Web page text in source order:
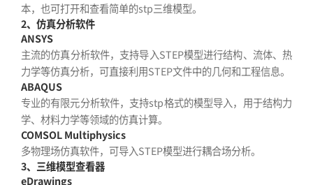
本，也可打开和查看简单的stp三维模型。
2、仿真分析软件
ANSYS
主流的仿真分析软件，支持导入STEP模型进行结构、流体、热
力学等仿真分析，可直接利用STEP文件中的几何和工程信息。
ABAQUS
专业的有限元分析软件，支持stp格式的模型导入，用于结构力
学、材料力学等领域的仿真计算。
COMSOL Multiphysics
多物理场仿真软件，可导入STEP模型进行耦合场分析。
3、三维模型查看器
eDrawings